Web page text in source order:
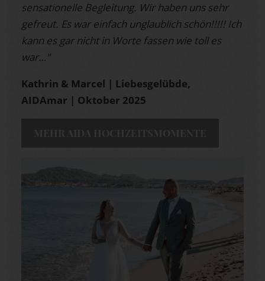
sensationelle Begleitung. Wir haben uns sehr
gefreut. Es war einfach unglaublich schön!!!!! Ich
kann es gar nicht in Worte fassen wie toll es
war…"
Kathrin & Marcel | Liebesgelübde,
AIDAmar | Oktober 2025